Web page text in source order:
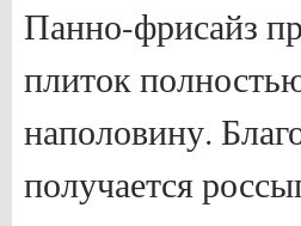
Панно-фрисайз
плиток
наполовину.
получается